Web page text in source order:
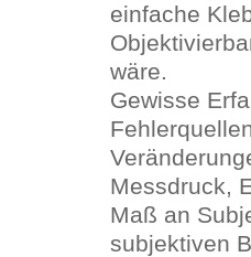
einfache
wäre.
Gewisse
Messdruck,
Maß an
subjektiven